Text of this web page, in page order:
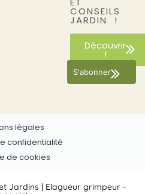
CONSEILS
JARDIN !
Découvrir
!
S'abonner
légales
confidentialité
de cookies
Jardins | Elagueur grimpeur -